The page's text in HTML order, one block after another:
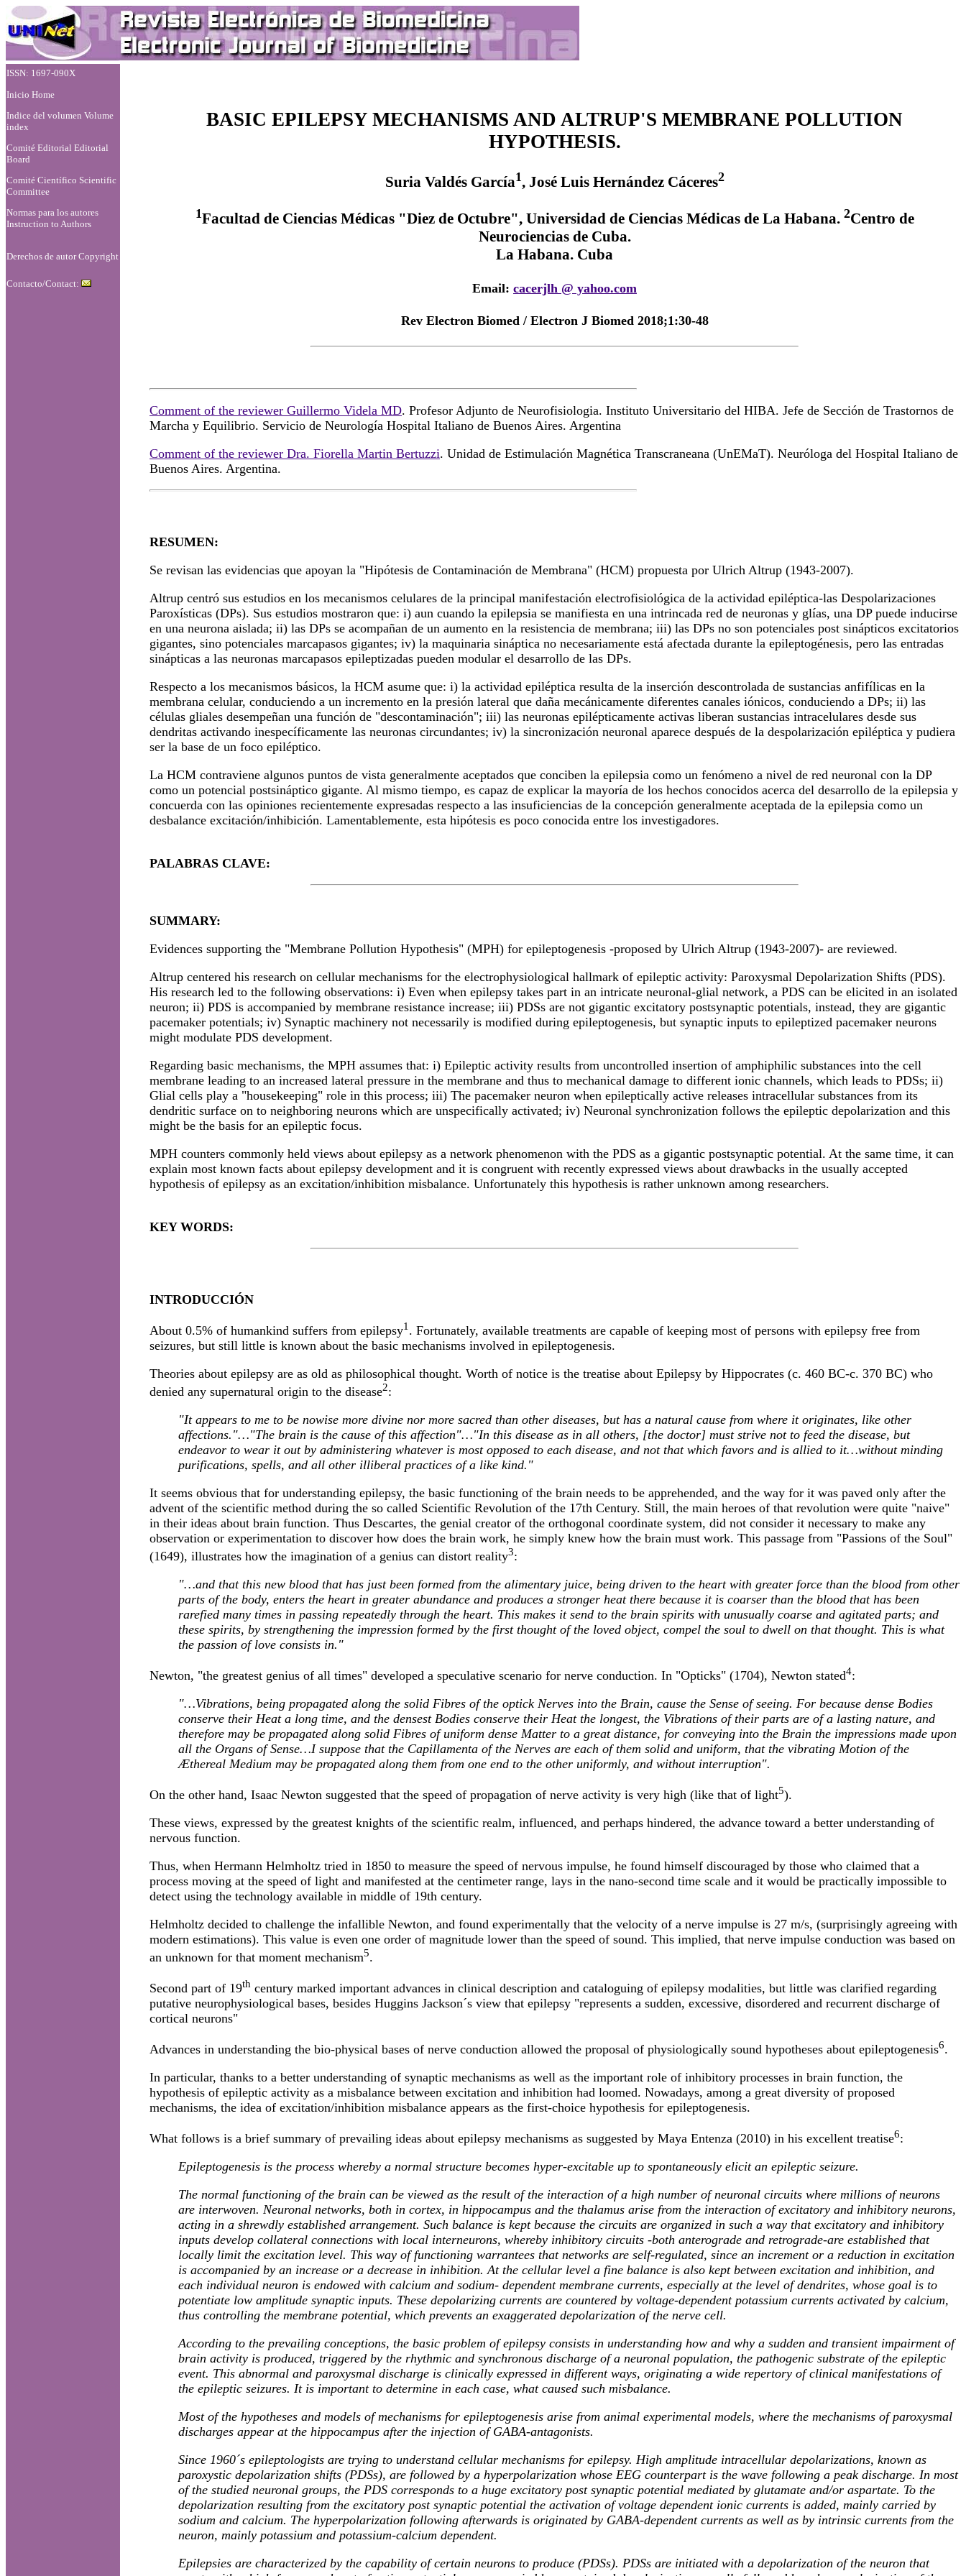
ISSN: 1697-090X
Inicio Home
Indice del volumen Volume
index
Comité Editorial Editorial
Board
Comité Científico Scientific
Committee
Normas para los autores
Instruction to Authors
Derechos de autor Copyright
Contacto/Contact:
BASIC EPILEPSY MECHANISMS AND ALTRUP'S MEMBRANE POLLUTION
HYPOTHESIS.
Suria Valdés García1, José Luis Hernández Cáceres2
1Facultad de Ciencias Médicas "Diez de Octubre", Universidad de Ciencias Médicas de La Habana. 2Centro de
Neurociencias de Cuba.
La Habana. Cuba
Email: cacerjlh @ yahoo.com
Rev Electron Biomed / Electron J Biomed 2018;1:30-48
Comment of the reviewer Guillermo Videla MD. Profesor Adjunto de Neurofisiologia. Instituto Universitario del HIBA. Jefe de Sección de Trastornos de
Marcha y Equilibrio. Servicio de Neurología Hospital Italiano de Buenos Aires. Argentina
Comment of the reviewer Dra. Fiorella Martin Bertuzzi. Unidad de Estimulación Magnética Transcraneana (UnEMaT). Neuróloga del Hospital Italiano de
Buenos Aires. Argentina.
RESUMEN:
Se revisan las evidencias que apoyan la "Hipótesis de Contaminación de Membrana" (HCM) propuesta por Ulrich Altrup (1943-2007).
Altrup centró sus estudios en los mecanismos celulares de la principal manifestación electrofisiológica de la actividad epiléptica-las Despolarizaciones
Paroxísticas (DPs). Sus estudios mostraron que: i) aun cuando la epilepsia se manifiesta en una intrincada red de neuronas y glías, una DP puede inducirse
en una neurona aislada; ii) las DPs se acompañan de un aumento en la resistencia de membrana; iii) las DPs no son potenciales post sinápticos excitatorios
gigantes, sino potenciales marcapasos gigantes; iv) la maquinaria sináptica no necesariamente está afectada durante la epileptogénesis, pero las entradas
sinápticas a las neuronas marcapasos epileptizadas pueden modular el desarrollo de las DPs.
Respecto a los mecanismos básicos, la HCM asume que: i) la actividad epiléptica resulta de la inserción descontrolada de sustancias anfifílicas en la
membrana celular, conduciendo a un incremento en la presión lateral que daña mecánicamente diferentes canales iónicos, conduciendo a DPs; ii) las
células gliales desempeñan una función de "descontaminación"; iii) las neuronas epilépticamente activas liberan sustancias intracelulares desde sus
dendritas activando inespecíficamente las neuronas circundantes; iv) la sincronización neuronal aparece después de la despolarización epiléptica y pudiera
ser la base de un foco epiléptico.
La HCM contraviene algunos puntos de vista generalmente aceptados que conciben la epilepsia como un fenómeno a nivel de red neuronal con la DP
como un potencial postsináptico gigante. Al mismo tiempo, es capaz de explicar la mayoría de los hechos conocidos acerca del desarrollo de la epilepsia y
concuerda con las opiniones recientemente expresadas respecto a las insuficiencias de la concepción generalmente aceptada de la epilepsia como un
desbalance excitación/inhibición. Lamentablemente, esta hipótesis es poco conocida entre los investigadores.
PALABRAS CLAVE:
SUMMARY:
Evidences supporting the "Membrane Pollution Hypothesis" (MPH) for epileptogenesis -proposed by Ulrich Altrup (1943-2007)- are reviewed.
Altrup centered his research on cellular mechanisms for the electrophysiological hallmark of epileptic activity: Paroxysmal Depolarization Shifts (PDS).
His research led to the following observations: i) Even when epilepsy takes part in an intricate neuronal-glial network, a PDS can be elicited in an isolated
neuron; ii) PDS is accompanied by membrane resistance increase; iii) PDSs are not gigantic excitatory postsynaptic potentials, instead, they are gigantic
pacemaker potentials; iv) Synaptic machinery not necessarily is modified during epileptogenesis, but synaptic inputs to epileptized pacemaker neurons
might modulate PDS development.
Regarding basic mechanisms, the MPH assumes that: i) Epileptic activity results from uncontrolled insertion of amphiphilic substances into the cell
membrane leading to an increased lateral pressure in the membrane and thus to mechanical damage to different ionic channels, which leads to PDSs; ii)
Glial cells play a "housekeeping" role in this process; iii) The pacemaker neuron when epileptically active releases intracellular substances from its
dendritic surface on to neighboring neurons which are unspecifically activated; iv) Neuronal synchronization follows the epileptic depolarization and this
might be the basis for an epileptic focus.
MPH counters commonly held views about epilepsy as a network phenomenon with the PDS as a gigantic postsynaptic potential. At the same time, it can
explain most known facts about epilepsy development and it is congruent with recently expressed views about drawbacks in the usually accepted
hypothesis of epilepsy as an excitation/inhibition misbalance. Unfortunately this hypothesis is rather unknown among researchers.
KEY WORDS:
INTRODUCCIÓN
About 0.5% of humankind suffers from epilepsy1 . Fortunately, available treatments are capable of keeping most of persons with epilepsy free from
seizures, but still little is known about the basic mechanisms involved in epileptogenesis.
Theories about epilepsy are as old as philosophical thought. Worth of notice is the treatise about Epilepsy by Hippocrates (c. 460 BC-c. 370 BC) who
denied any supernatural origin to the disease2:
"It appears to me to be nowise more divine nor more sacred than other diseases, but has a natural cause from where it originates, like other
affections."…"The brain is the cause of this affection"…"In this disease as in all others, [the doctor] must strive not to feed the disease, but
endeavor to wear it out by administering whatever is most opposed to each disease, and not that which favors and is allied to it…without minding
purifications, spells, and all other illiberal practices of a like kind."
It seems obvious that for understanding epilepsy, the basic functioning of the brain needs to be apprehended, and the way for it was paved only after the
advent of the scientific method during the so called Scientific Revolution of the 17th Century. Still, the main heroes of that revolution were quite "naive"
in their ideas about brain function. Thus Descartes, the genial creator of the orthogonal coordinate system, did not consider it necessary to make any
observation or experimentation to discover how does the brain work, he simply knew how the brain must work. This passage from "Passions of the Soul"
(1649), illustrates how the imagination of a genius can distort reality3:
"…and that this new blood that has just been formed from the alimentary juice, being driven to the heart with greater force than the blood from other
parts of the body, enters the heart in greater abundance and produces a stronger heat there because it is coarser than the blood that has been
rarefied many times in passing repeatedly through the heart. This makes it send to the brain spirits with unusually coarse and agitated parts; and
these spirits, by strengthening the impression formed by the first thought of the loved object, compel the soul to dwell on that thought. This is what
the passion of love consists in."
Newton, "the greatest genius of all times" developed a speculative scenario for nerve conduction. In "Opticks" (1704), Newton stated4:
"…Vibrations, being propagated along the solid Fibres of the optick Nerves into the Brain, cause the Sense of seeing. For because dense Bodies
conserve their Heat a long time, and the densest Bodies conserve their Heat the longest, the Vibrations of their parts are of a lasting nature, and
therefore may be propagated along solid Fibres of uniform dense Matter to a great distance, for conveying into the Brain the impressions made upon
all the Organs of Sense…I suppose that the Capillamenta of the Nerves are each of them solid and uniform, that the vibrating Motion of the
Æthereal Medium may be propagated along them from one end to the other uniformly, and without interruption".
On the other hand, Isaac Newton suggested that the speed of propagation of nerve activity is very high (like that of light5).
These views, expressed by the greatest knights of the scientific realm, influenced, and perhaps hindered, the advance toward a better understanding of
nervous function.
Thus, when Hermann Helmholtz tried in 1850 to measure the speed of nervous impulse, he found himself discouraged by those who claimed that a
process moving at the speed of light and manifested at the centimeter range, lays in the nano-second time scale and it would be practically impossible to
detect using the technology available in middle of 19th century.
Helmholtz decided to challenge the infallible Newton, and found experimentally that the velocity of a nerve impulse is 27 m/s, (surprisingly agreeing with
modern estimations). This value is even one order of magnitude lower than the speed of sound. This implied, that nerve impulse conduction was based on
an unknown for that moment mechanism5.
Second part of 19th century marked important advances in clinical description and cataloguing of epilepsy modalities, but little was clarified regarding
putative neurophysiological bases, besides Huggins Jackson´s view that epilepsy "represents a sudden, excessive, disordered and recurrent discharge of
cortical neurons"
Advances in understanding the bio-physical bases of nerve conduction allowed the proposal of physiologically sound hypotheses about epileptogenesis6.
In particular, thanks to a better understanding of synaptic mechanisms as well as the important role of inhibitory processes in brain function, the
hypothesis of epileptic activity as a misbalance between excitation and inhibition had loomed. Nowadays, among a great diversity of proposed
mechanisms, the idea of excitation/inhibition misbalance appears as the first-choice hypothesis for epileptogenesis.
What follows is a brief summary of prevailing ideas about epilepsy mechanisms as suggested by Maya Entenza (2010) in his excellent treatise6:
Epileptogenesis is the process whereby a normal structure becomes hyper-excitable up to spontaneously elicit an epileptic seizure.
The normal functioning of the brain can be viewed as the result of the interaction of a high number of neuronal circuits where millions of neurons
are interwoven. Neuronal networks, both in cortex, in hippocampus and the thalamus arise from the interaction of excitatory and inhibitory neurons,
acting in a shrewdly established arrangement. Such balance is kept because the circuits are organized in such a way that excitatory and inhibitory
inputs develop collateral connections with local interneurons, whereby inhibitory circuits -both anterograde and retrograde-are established that
locally limit the excitation level. This way of functioning warrantees that networks are self-regulated, since an increment or a reduction in excitation
is accompanied by an increase or a decrease in inhibition. At the cellular level a fine balance is also kept between excitation and inhibition, and
each individual neuron is endowed with calcium and sodium- dependent membrane currents, especially at the level of dendrites, whose goal is to
potentiate low amplitude synaptic inputs. These depolarizing currents are countered by voltage-dependent potassium currents activated by calcium,
thus controlling the membrane potential, which prevents an exaggerated depolarization of the nerve cell.
According to the prevailing conceptions, the basic problem of epilepsy consists in understanding how and why a sudden and transient impairment of
brain activity is produced, triggered by the rhythmic and synchronous discharge of a neuronal population, the pathogenic substrate of the epileptic
event. This abnormal and paroxysmal discharge is clinically expressed in different ways, originating a wide repertory of clinical manifestations of
the epileptic seizures. It is important to determine in each case, what caused such misbalance.
Most of the hypotheses and models of mechanisms for epileptogenesis arise from animal experimental models, where the mechanisms of paroxysmal
discharges appear at the hippocampus after the injection of GABA-antagonists.
Since 1960´s epileptologists are trying to understand cellular mechanisms for epilepsy. High amplitude intracellular depolarizations, known as
paroxystic depolarization shifts (PDSs), are followed by a hyperpolarization whose EEG counterpart is the wave following a peak discharge. In most
of the studied neuronal groups, the PDS corresponds to a huge excitatory post synaptic potential mediated by glutamate and/or aspartate. To the
depolarization resulting from the excitatory post synaptic potential the activation of voltage dependent ionic currents is added, mainly carried by
sodium and calcium. The hyperpolarization following afterwards is originated by GABA-dependent currents as well as by intrinsic currents from the
neuron, mainly potassium and potassium-calcium dependent.
Epilepsies are characterized by the capability of certain neurons to produce (PDSs). PDSs are initiated with a depolarization of the neuron that